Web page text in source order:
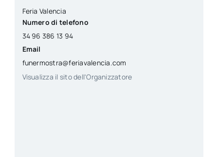
Feria Valencia
Numero di telefono
34 96 386 13 94
Email
funermostra@feriavalencia.com
Visualizza il sito dell'Organizzatore